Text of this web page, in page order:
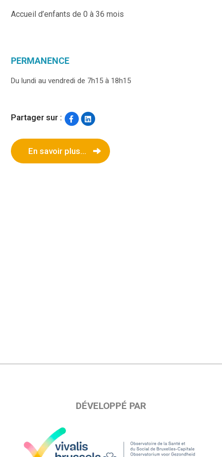
Accueil d’enfants de 0 à 36 mois
PERMANENCE
Du lundi au vendredi de 7h15 à 18h15
Partager sur :
En savoir plus...
DÉVELOPPÉ PAR